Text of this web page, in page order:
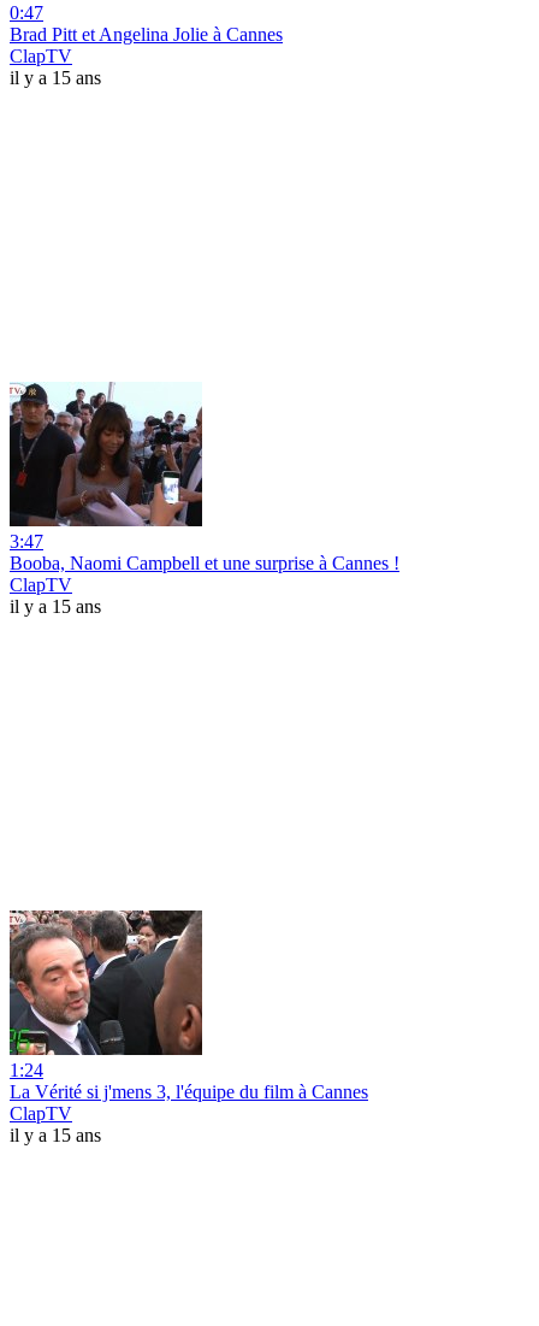
0:47
Brad Pitt et Angelina Jolie à Cannes
ClapTV
il y a 15 ans
3:47
Booba, Naomi Campbell et une surprise à Cannes !
ClapTV
il y a 15 ans
1:24
La Vérité si j'mens 3, l'équipe du film à Cannes
ClapTV
il y a 15 ans